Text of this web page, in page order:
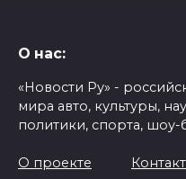
О нас:
«Новости Ру» -
мира авто, культуры,
политики, спорта,
О проекте